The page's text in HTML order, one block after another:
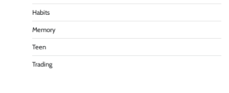
Habits
Memory
Teen
Trading